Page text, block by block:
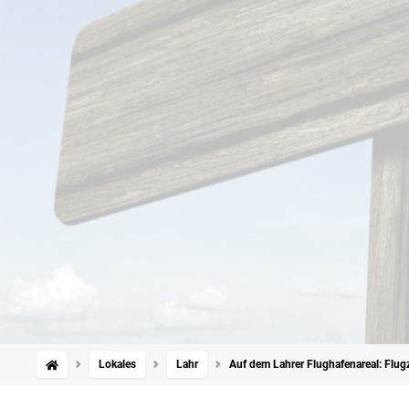
Lokales Lahr Auf dem Lahrer Flughafenareal: